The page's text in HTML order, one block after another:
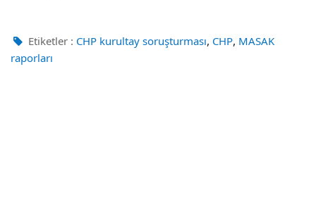
Etiketler : CHP kurultay soruşturması, CHP, MASAK
raporları